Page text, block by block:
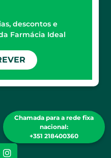
descontos e
Farmácia Ideal
Chamada para a rede fixa
nacional:
+351 218400360